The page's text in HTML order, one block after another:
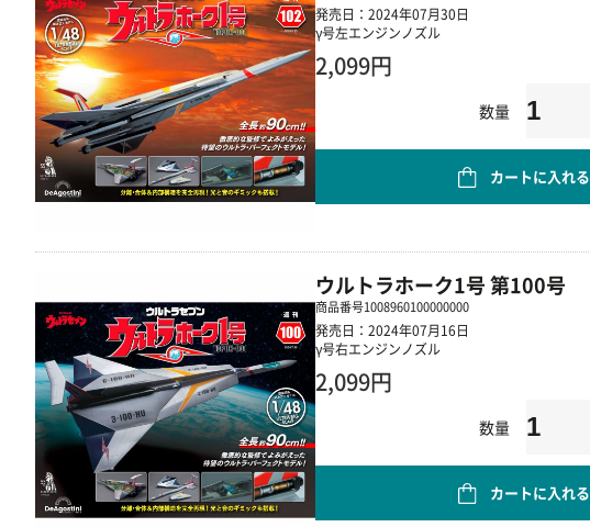
発売日：2024年07月30日
γ号左エンジンノズル
2,099円
数量
カートに入れる
ウルトラホーク1号 第100号
商品番号1008960100000000
発売日：2024年07月16日
γ号右エンジンノズル
2,099円
数量
カートに入れる